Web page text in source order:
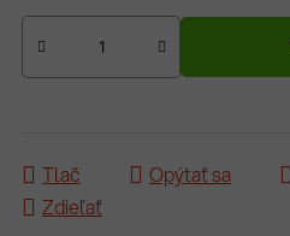
Jednotková cena:
Tlač Opýtať sa
Zdieľať